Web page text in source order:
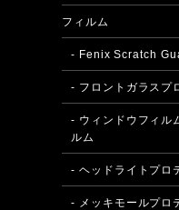
フィルム
- Fenix Scratch
- フロントガラスプ
- ウィンドウフィル
ルム
- ヘッドライトプロ
- メッキモールプロ